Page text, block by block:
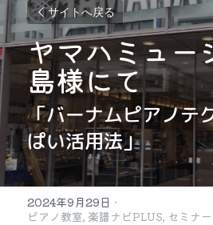
サイトへ戻る
ヤマハミュー
島様にて
「バーナムピアノテ
ぱい活用法」
2024年9月29日 ·
ピアノ教室, 楽譜ナビPLUS, セミナ